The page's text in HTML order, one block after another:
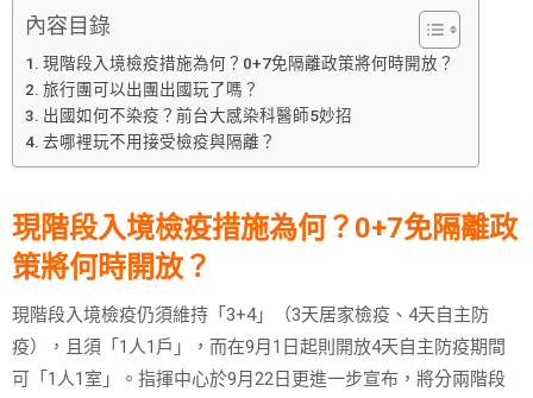
內容目錄
現階段入境檢疫措施為何？0+7免隔離政策將何時開放？
旅行團可以出團出國玩了嗎？
出國如何不染疫？前台大感染科醫師5妙招
去哪裡玩不用接受檢疫與隔離？
現階段入境檢疫措施為何？0+7免隔離政
策將何時開放？
現階段入境檢疫仍須維持「3+4」（3天居家檢疫、4天自主防
疫），且須「1人1戶」，而在9月1日起則開放4天自主防疫期間
可「1人1室」。指揮中心於9月22日更進一步宣布，將分兩階段